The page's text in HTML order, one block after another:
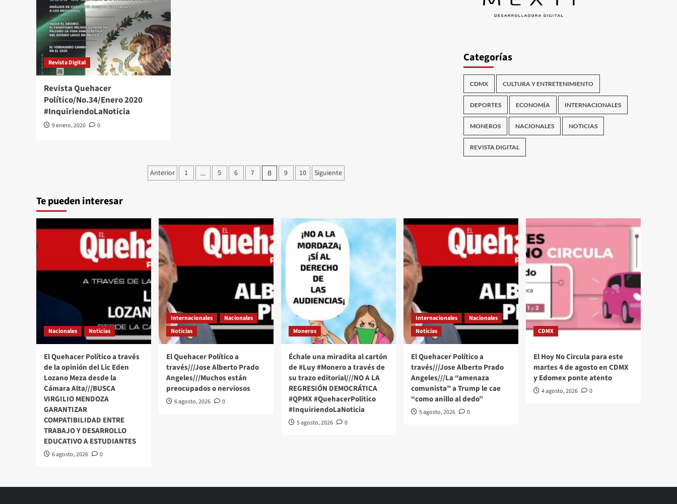
Revista Digital
Revista Quehacer
Político/No.34/Enero 2020
#InquiriendoLaNoticia
9 enero, 2020 0
Paginación
Anterior 1 … 5 6 7 8 9 10 Siguiente
Categorías
CDMX CULTURA Y ENTRETENIMIENTO
DEPORTES ECONOMÍA INTERNACIONALES
MONEROS NACIONALES NOTICIAS
REVISTA DIGITAL
Te pueden interesar
Nacionales Noticias
El Quehacer Político a través
de la opinión del Lic Eden
Lozano Meza desde la
Cámara Alta///BUSCA
VIRGILIO MENDOZA
GARANTIZAR
COMPATIBILIDAD ENTRE
TRABAJO Y DESARROLLO
EDUCATIVO A ESTUDIANTES
6 agosto, 2026 0
Internacionales
Nacionales
Noticias
El Quehacer Político a
través///Jose Alberto Prado
Angeles///Muchos están
preocupados o nerviosos
6 agosto, 2026 0
Moneros
Échale una miradita al cartón
de #Luy #Monero a través de
su trazo editorial///NO A LA
REGRESIÓN DEMOCRÁTICA
#QPMX #QuehacerPolitico
#InquiriendoLaNoticia
5 agosto, 2026 0
Internacionales
Nacionales
Noticias
El Quehacer Político a
través///Jose Alberto Prado
Angeles///La “amenaza
comunista” a Trump le cae
“como anillo al dedo”
5 agosto, 2026 0
CDMX
El Hoy No Circula para este
martes 4 de agosto en CDMX
y Edomex ponte atento
4 agosto, 2026 0